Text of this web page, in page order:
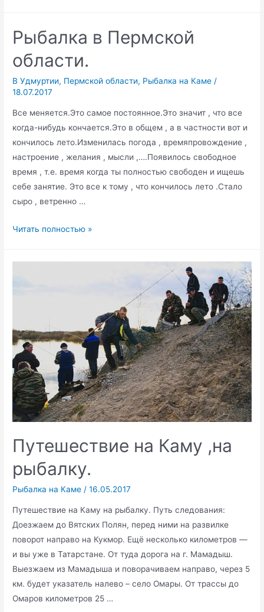
Сива.Удмуртия.
Рыбалка в Пермской
области.
В Удмуртии, Пермской области, Рыбалка на Каме /
18.07.2017
Все меняется.Это самое постоянное.Это значит , что все
когда-нибудь кончается.Это в общем , а в частности вот и
кончилось лето.Изменилась погода , времяпровождение ,
настроение , желания , мысли ,….Появилось свободное
время , т.е. время когда ты полностью свободен и ищешь
себе занятие. Это все к тому , что кончилось лето .Стало
сыро , ветренно …
Рыбалка
Читать полностью »
Путешествие на Каму ,на
рыбалку.
Рыбалка на Каме /16.05.2017
Путешествие на Каму на рыбалку. Путь следования:
Доезжаем до Вятских Полян, перед ними на развилке
поворот направо на Кукмор. Ещё несколько километров —
и вы уже в Татарстане. От туда дорога на г. Мамадыш.
Выезжаем из Мамадыша и поворачиваем направо, через 5
км. будет указатель налево – село Омары. От трассы до
Омаров километров 25 …